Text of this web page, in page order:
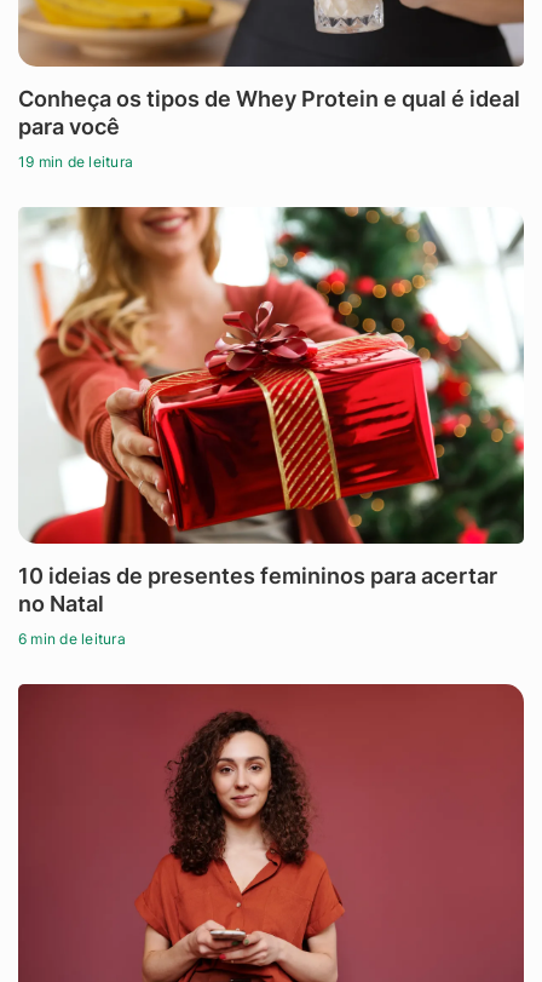
Conheça os tipos de Whey Protein e qual é ideal
para você
19 min de leitura
10 ideias de presentes femininos para acertar
no Natal
6 min de leitura